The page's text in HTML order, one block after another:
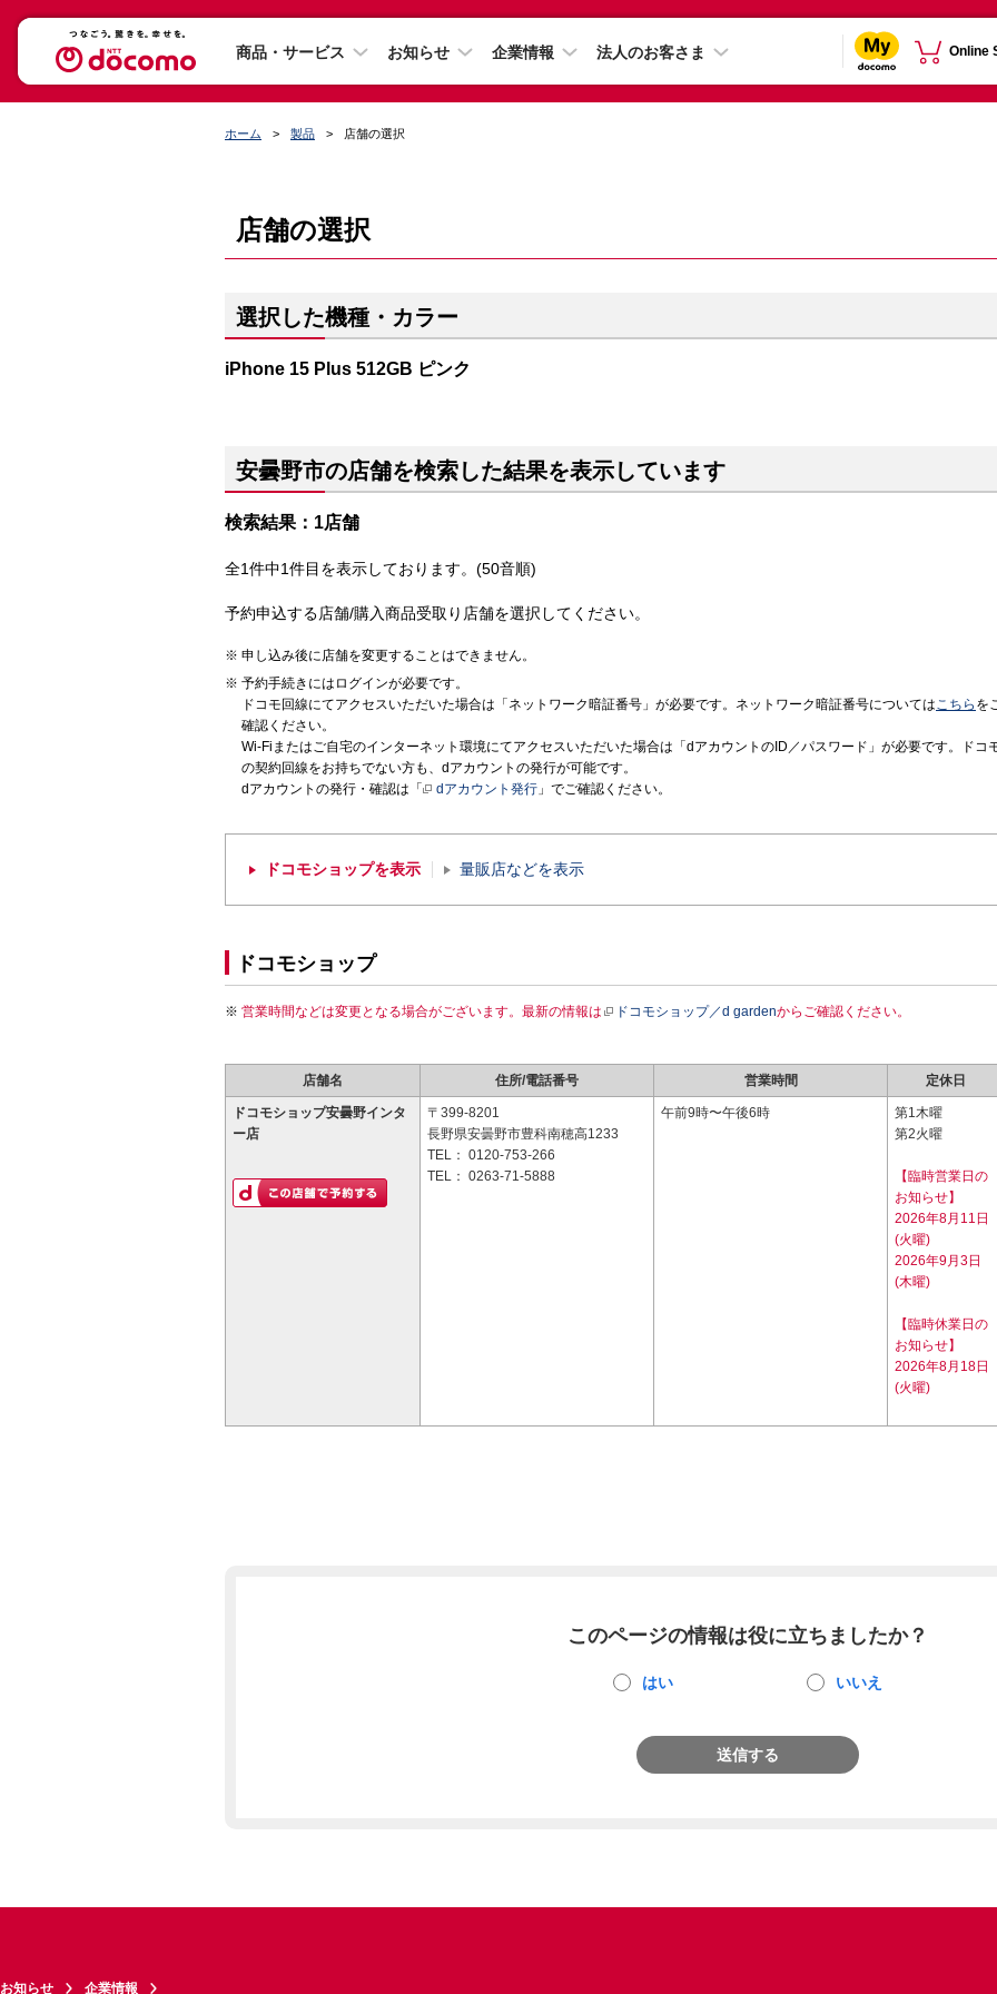
商品・サービス お知らせ 企業情報 法人のお客さま Online
ホーム 製品 店舗の選択
店舗の選択
選択した機種・カラー
iPhone 15 Plus 512GB ピンク
安曇野市の店舗を検索した結果を表示しています
検索結果：1店舗
全1件中1件目を表示しております。(50音順)
予約申込する店舗/購入商品受取り店舗を選択してください。
申し込み後に店舗を変更することはできません。
予約手続きにはログインが必要です。
ドコモ回線にてアクセスいただいた場合は「ネットワーク暗証番号」が必要です。ネットワーク暗証番号についてはこちら を
確認ください。
Wi-Fiまたはご自宅のインターネット環境にてアクセスいただいた場合は「dアカウントのID／パスワード」が必要です。ドコ
の契約回線をお持ちでない方も、dアカウントの発行が可能です。
dアカウントの発行・確認は「
dアカウント発行 」でご確認ください。
ドコモショップを表示 量販店などを表示
ドコモショップ
営業時間などは変更となる場合がございます。最新の情報は ドコモショップ／d gardenからご確認ください。
店舗名 住所/電話番号 営業時間 定休日
ドコモショップ安曇野インタ
ー店
〒399-8201
長野県安曇野市豊科南穂高1233
TEL： 0120-753-266
TEL： 0263-71-5888
午前9時〜午後6時
第1木曜
第2火曜
【臨時営業日の
お知らせ】
2026年8月11日
(火曜)
2026年9月3日
(木曜)
【臨時休業日の
お知らせ】
2026年8月18日
(火曜)
このページの情報は役に立ちましたか？
はい いいえ
送信する
お知らせ 企業情報